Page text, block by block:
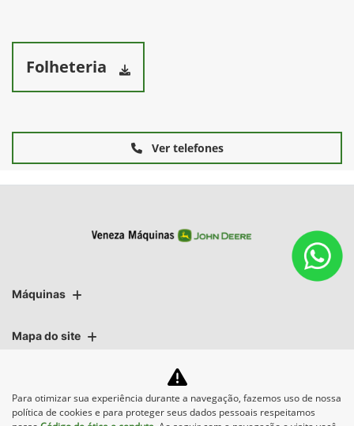
Folheteria
Ver telefones
Máquinas
Mapa do site
Para otimizar sua experiência durante a navegação, fazemos uso de nossa
política de cookies e para proteger seus dados pessoais respeitamos